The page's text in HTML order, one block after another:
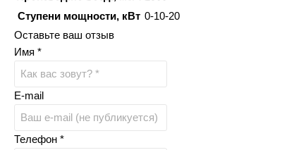
Ступени мощности, кВт 0-10-20
Оставьте ваш отзыв
Имя *
E-mail
Телефон *